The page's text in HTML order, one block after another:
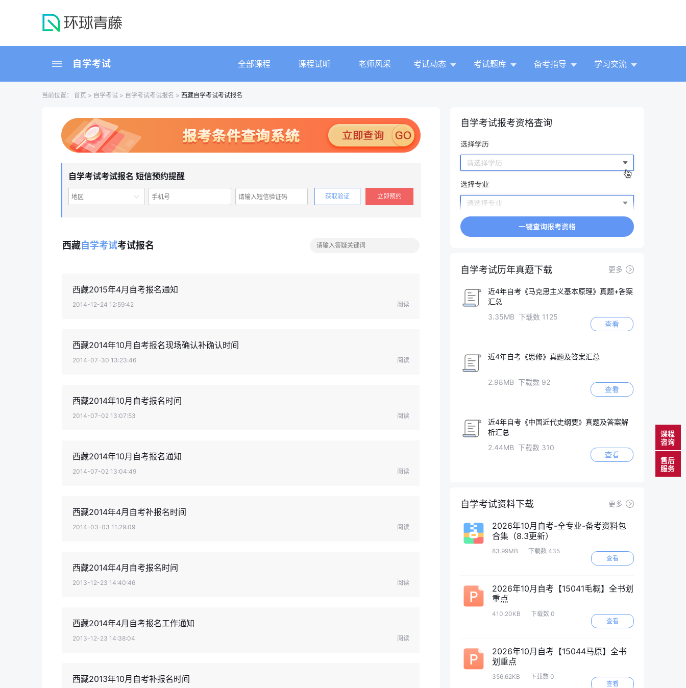
自学考试 全部课程 课程试听 老师风采 考试动态 考试题库 备考指导 学习交流
当前位置： 首页 > 自学考试 > 自学考试考试报名 > 西藏自学考试考试报名
自学考试考试报名 短信预约提醒
地区 获取验证 立即预约
西藏自学考试考试报名
西藏2015年4月自考报名通知
2014-12-24 12:59:42 阅读
西藏2014年10月自考报名现场确认补确认时间
2014-07-30 13:23:46 阅读
西藏2014年10月自考报名时间
2014-07-02 13:07:53 阅读
西藏2014年10月自考报名通知
2014-07-02 13:04:49 阅读
西藏2014年4月自考补报名时间
2014-03-03 11:29:09 阅读
西藏2014年4月自考报名时间
2013-12-23 14:40:46 阅读
西藏2014年4月自考报名工作通知
2013-12-23 14:38:04 阅读
西藏2013年10月自考补报名时间
自学考试报考资格查询
自学考试历年真题下载 更多
近4年自考《马克思主义基本原理》真题+答案
汇总
3.35MB 下载数 1125
查看
近4年自考《思修》真题及答案汇总
2.98MB 下载数 92
查看
近4年自考《中国近代史纲要》真题及答案解
析汇总
2.44MB 下载数 310
查看
自学考试资料下载 更多
2026年10月自考-全专业-备考资料包
合集（8.3更新）
83.99MB
下载数 435
查看
2026年10月自考【15041毛概】全书划
重点
410.20KB
下载数 0
查看
2026年10月自考【15044马原】全书
划重点
356.62KB
下载数 0
查看
课程
咨询
售后
服务